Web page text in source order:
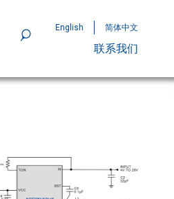
English 简体中文
联系我们
率密度实现